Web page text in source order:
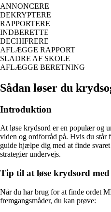
ANNONCERE
DEKRYPTERE
RAPPORTERE
INDBERETTE
DECHIFRERE
AFLÆGGE RAPPORT
SLADRE AF SKOLE
AFLÆGGE BERETNING
Sådan løser du
Introduktion
At løse krydsord er en populær og
viden og ordforråd på. Hvis du står
guide hjælpe dig med at finde
strategier undervejs.
Tip til at løse krydsord
Når du har brug for at finde ordet
fremgangsmåder, du kan prøve: